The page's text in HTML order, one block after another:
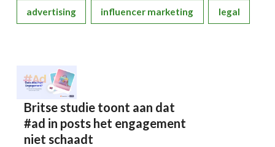
advertising influencer marketing legal
Britse studie toont aan dat
#ad in posts het engagement
niet schaadt